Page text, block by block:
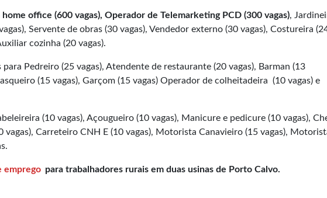
office (600 vagas), Operador de Telemarketing PCD (300 vagas),
Servente de obras (30 vagas), Vendedor externo (30 vagas), Costureira
cozinha (20 vagas).
Pedreiro (25 vagas), Atendente de restaurante (20 vagas), Barman (13
(15 vagas), Garçom (15 vagas) Operador de colheitadeira (10 vagas) e
(10 vagas), Açougueiro (10 vagas), Manicure e pedicure (10 vagas),
vagas), Carreteiro CNH E (10 vagas), Motorista Canavieiro (15 vagas),
emprego para trabalhadores rurais em duas usinas de Porto Calvo.